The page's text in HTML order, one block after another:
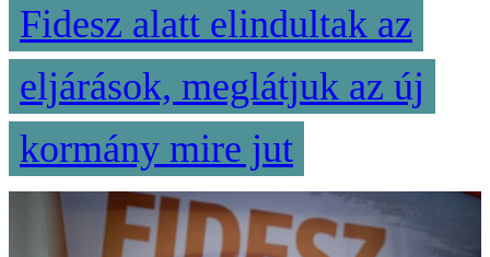
Fidesz alatt elindultak az
eljárások, meglátjuk az új
kormány mire jut